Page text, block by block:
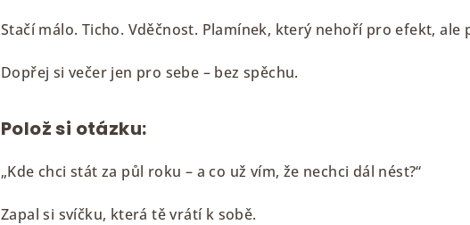
Stačí málo. Ticho. Vděčnost. Plamínek, který nehoří pro efekt, ale
Dopřej si večer jen pro sebe – bez spěchu.
Polož si otázku:
„Kde chci stát za půl roku – a co už vím, že nechci dál nést?“
Zapal si svíčku, která tě vrátí k sobě.